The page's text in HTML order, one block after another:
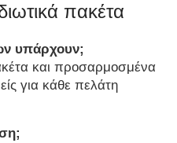
πακέτα
υπάρχουν;
και προσαρμοσμένα
για κάθε πελάτη